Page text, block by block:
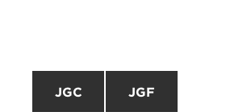
JGC JGF